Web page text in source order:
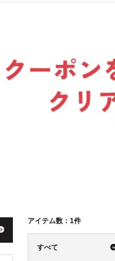
アイテム数： 1件
すべて